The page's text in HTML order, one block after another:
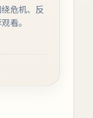
危机、反
看。